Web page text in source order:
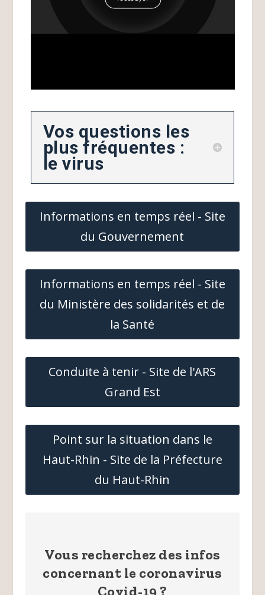
Vos questions les
plus fréquentes :
le virus
Informations en temps réel - Site
du Gouvernement
Informations en temps réel - Site
du Ministère des solidarités et de
la Santé
Conduite à tenir - Site de l'ARS
Grand Est
Point sur la situation dans le
Haut-Rhin - Site de la Préfecture
du Haut-Rhin
Vous recherchez des infos
concernant le coronavirus
Covid-19 ?